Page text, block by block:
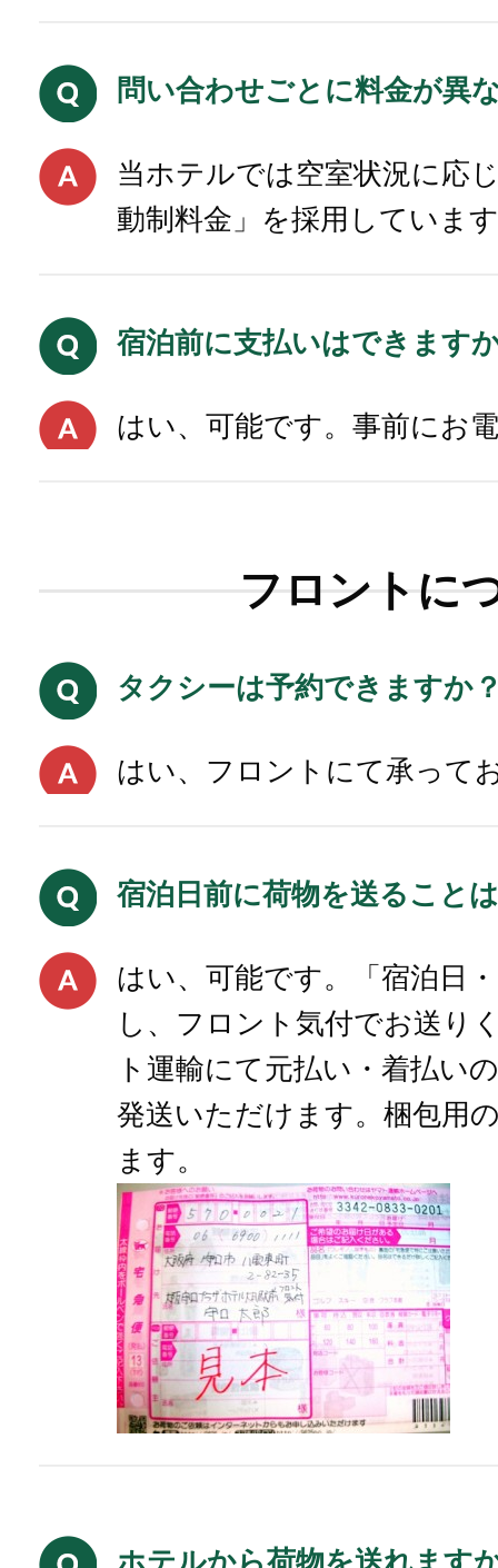
問い合わせごとに料金が異
当ホテルでは空室状況に応
動制料金」を採用していま
宿泊前に支払いはできます
はい、可能です。事前にお
フロントに
タクシーは予約できますか
はい、フロントにて承って
宿泊日前に荷物を送ること
はい、可能です。「宿泊日
し、フロント気付でお送り
ト運輸にて元払い・着払い
発送いただけます。梱包用
ます。
ホテルから荷物を送れます